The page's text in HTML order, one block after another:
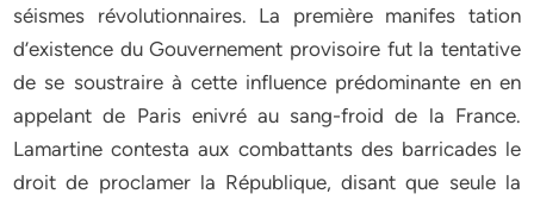
séismes révolutionnaires. La première manifes tation
d’existence du Gouvernement provisoire fut la tentative
de se soustraire à cette influence prédominante en en
appelant de Paris enivré au sang-froid de la France.
Lamartine contesta aux combattants des barricades le
droit de proclamer la République, disant que seule la